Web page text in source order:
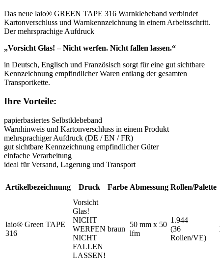
Das neue laio® GREEN TAPE 316 Warnklebeband verbindet
Kartonverschluss und Warnkennzeichnung in einem Arbeitsschritt.
Der mehrsprachige Aufdruck
„Vorsicht Glas! – Nicht werfen. Nicht fallen lassen.“
in Deutsch, Englisch und Französisch sorgt für eine gut sichtbare
Kennzeichnung empfindlicher Waren entlang der gesamten
Transportkette.
Ihre Vorteile:
papierbasiertes Selbstklebeband
Warnhinweis und Kartonverschluss in einem Produkt
mehrsprachiger Aufdruck (DE / EN / FR)
gut sichtbare Kennzeichnung empfindlicher Güter
einfache Verarbeitung
ideal für Versand, Lagerung und Transport
Artikelbezeichnung Druck Farbe Abmessung Rollen/Palette
laio® Green TAPE
316
Vorsicht
Glas!
NICHT
WERFEN
NICHT
FALLEN
LASSEN!
braun
50 mm x 50
lfm
1.944
(36
Rollen/VE)